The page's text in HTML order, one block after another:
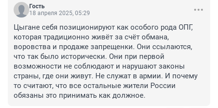
Гость
18 апреля 2025, 05:29
Цыгане себя позиционируют как особого рода ОПГ,
которая традиционно живёт за счёт обмана,
воровства и продаже запрещенки. Они ссылаются,
что так было исторически. Они при первой
возможности не соблюдают и нарушают законы
страны, где они живут. Не служат в армии. И почему
то считают, что все остальные жители России
обязаны это принимать как должное.